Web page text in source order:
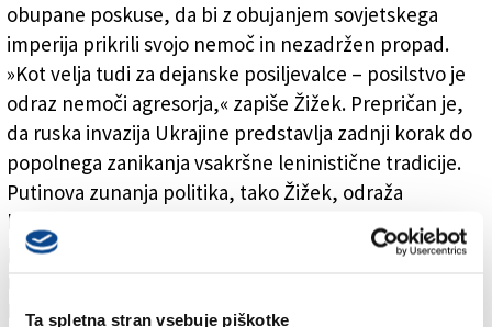
Ta spletna stran vsebuje piškotke
obupane poskuse, da bi z obujanjem sovjetskega
imperija prikrili svojo nemoč in nezadržen propad.
»Kot velja tudi za dejanske posiljevalce – posilstvo je
odraz nemoči agresorja,« zapiše Žižek. Prepričan je,
da ruska invazija Ukrajine predstavlja zadnji korak do
popolnega zanikanja vsakršne leninistične tradicije.
Putinova zunanja politika, tako Žižek, odraža
kontinuiteto s carsko-stalinistično linijo, zato ne
preseneča, da je »Putin le nekaj dni pred vojaškim
Lenin ‘stvaritelj Ukrajine’. Bolj jasno ne bi moglo biti.«